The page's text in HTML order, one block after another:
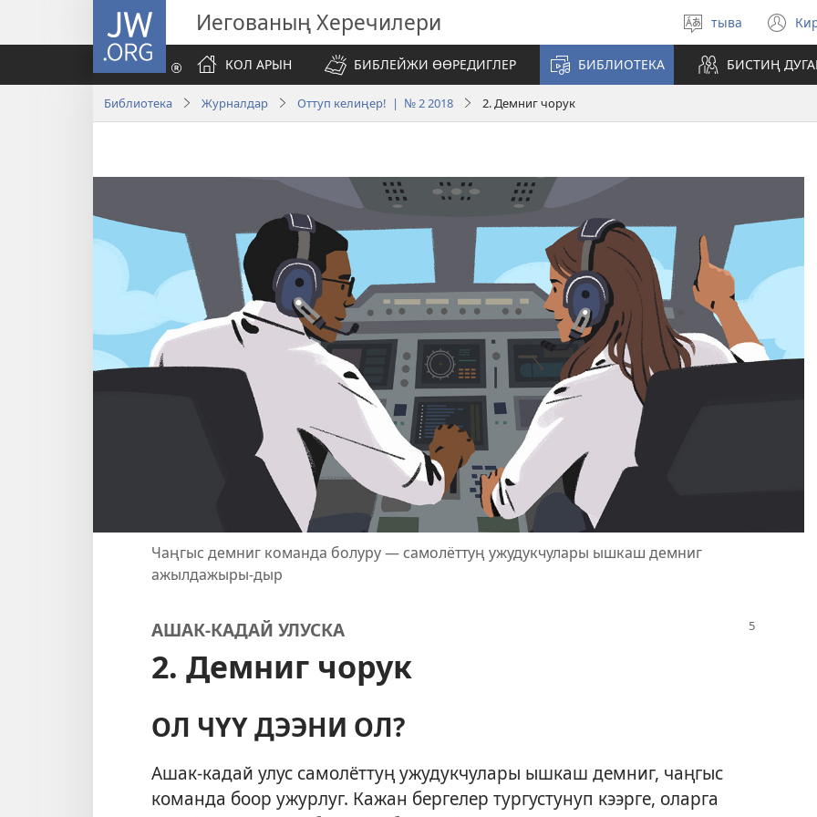
JW.ORG Иегованың Херечилери
Select
language
тыва
КОЛ АРЫН
БИБЛЕЙЖИ ӨӨРЕДИГЛЕР БИБЛИОТЕКА БИСТИҢ
Библиотека Журналдар Оттуп келиңер! | № 2 2018 2. Демниг чорук
Чаңгыс демниг команда болуру — самолёттуң ужудукчулары ышкаш демниг
ажылдажыры-дыр
АШАК-КАДАЙ УЛУСКА
2. Демниг чорук
ОЛ ЧҮҮ ДЭЭНИ ОЛ?
Ашак-кадай улус самолёттуң ужудукчулары ышкаш демниг, чаңгыс
команда боор ужурлуг. Кажан бергелер тургустунуп кээрге, оларга